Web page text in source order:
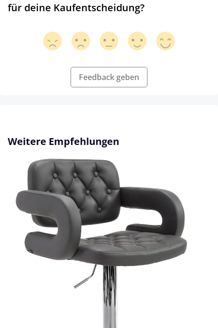
für deine Kaufentscheidung?
Feedback geben
Produktgalerie überspringen
Weitere Empfehlungen